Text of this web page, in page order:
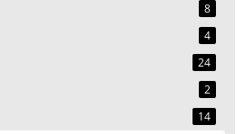
8
4
24
2
14